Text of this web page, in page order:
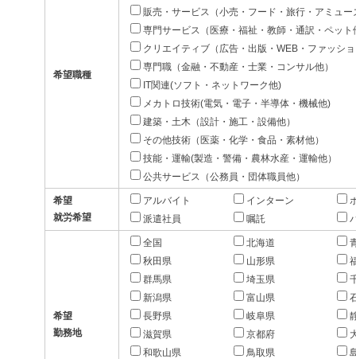
希望職種
販売・サービス（小売・フード・旅行・アミュー
専門サービス（医療・福祉・教師・通訳・ペット
クリエイティブ（広告・出版・WEB・ファッシ
専門職（金融・不動産・士業・コンサル他）
IT関連(ソフト・ネットワーク他)
メカトロ技術(電気・電子・半導体・機械他)
建築・土木（設計・施工・設備他）
その他技術（医薬・化学・食品・素材他）
技能・運輸(製造・警備・農林水産・運輸他）
公共サービス（公務員・団体職員他）
希望
就労希望
アルバイト インターン
派遣社員
嘱託
希望
勤務地
全国 北海道
秋田県
山形県
群馬県
埼玉県
新潟県
富山県
長野県
岐阜県
滋賀県
京都府
和歌山県
鳥取県